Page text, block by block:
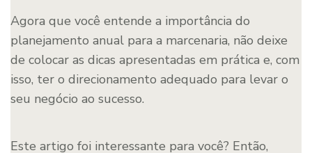
Agora que você entende a importância do
planejamento anual para a marcenaria, não deixe
de colocar as dicas apresentadas em prática e, com
isso, ter o direcionamento adequado para levar o
seu negócio ao sucesso.
Este artigo foi interessante para você? Então,